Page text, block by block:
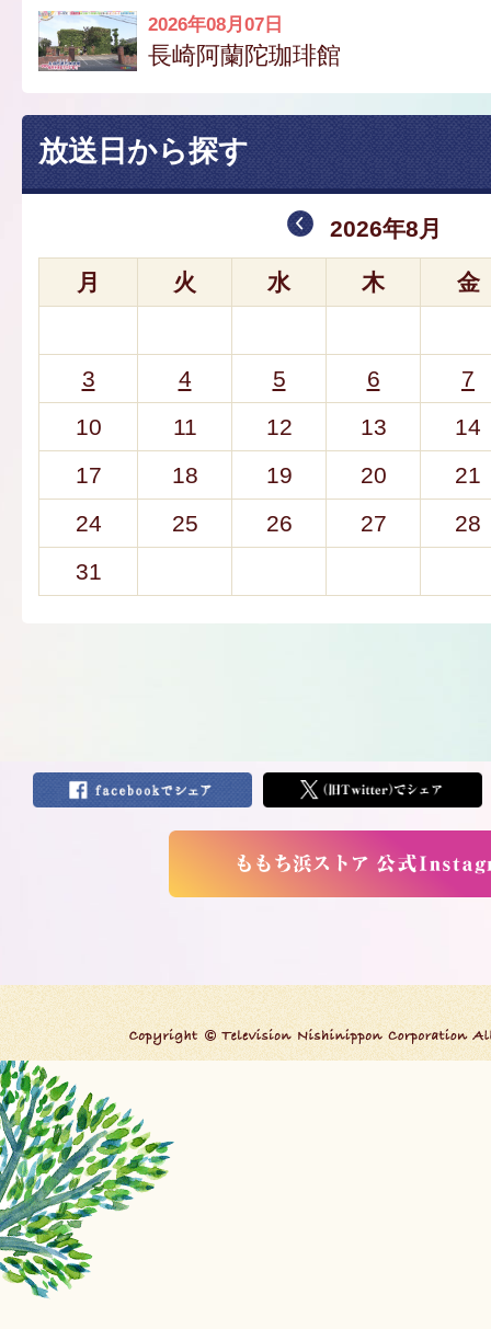
2026年08月07日
長崎阿蘭陀珈琲館
放送日から探す
2026年8月
月 火 水 木 金
3 4 5 6
7
10
11 12 13
14
17
18 19 20
21
24
25 26 27
28
31